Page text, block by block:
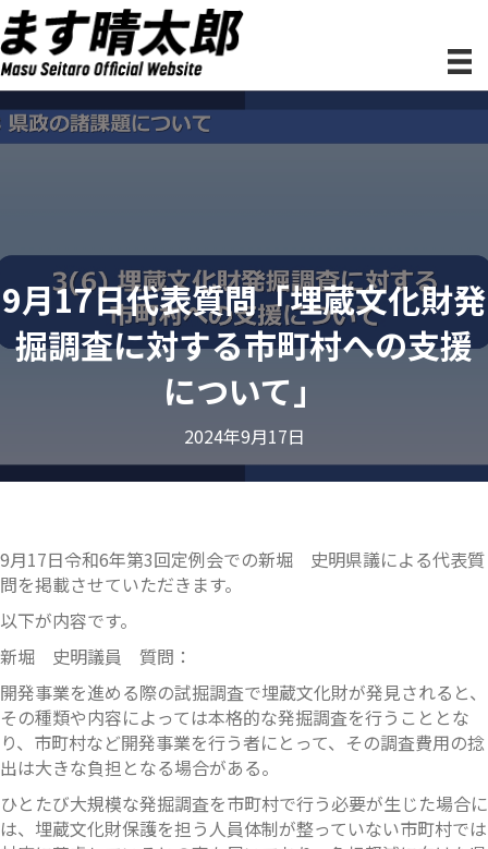
9月17日代表質問「埋蔵文化財発
掘調査に対する市町村への支援
について」
2024年9月17日
9月17日令和6年第3回定例会での新堀 史明県議による代表質
問を掲載させていただきます。
以下が内容です。
新堀 史明議員 質問：
開発事業を進める際の試掘調査で埋蔵文化財が発見されると、
その種類や内容によっては本格的な発掘調査を行うこととな
り、市町村など開発事業を行う者にとって、その調査費用の捻
出は大きな負担となる場合がある。
ひとたび大規模な発掘調査を市町村で行う必要が生じた場合に
は、埋蔵文化財保護を担う人員体制が整っていない市町村では